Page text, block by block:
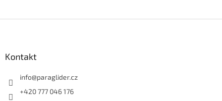
Kontakt
info@paraglider.cz
+420 777 046 176